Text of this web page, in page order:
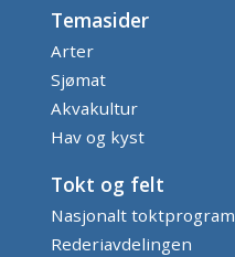
Temasider
Arter
Sjømat
Akvakultur
Hav og kyst
Tokt og felt
Nasjonalt toktprogram
Rederiavdelingen